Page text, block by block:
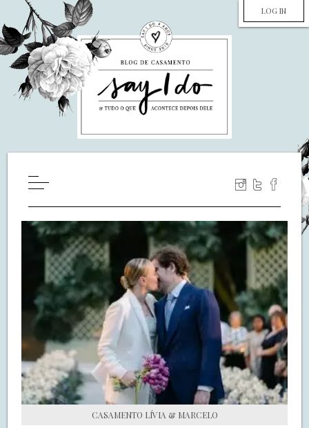
LOG IN
WILL YOU MARRY ME?
LUA DE MEL
COZINHA
DECORAÇÃO
DE NOIVA PRA NOIVA
S.O.S CASADAS
FALE COM O SAY I DO
CASAMENTO LÍVIA & MARCELO